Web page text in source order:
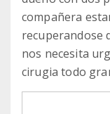
compañera
recuperandose
nos necesita
cirugia todo